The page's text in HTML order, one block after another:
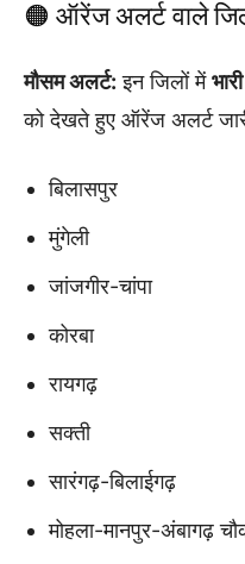
🟠 ऑरेंज अलर्ट वाले
मौसम अलर्ट: इन जिलों में
को देखते हुए ऑरेंज अलर्ट
बिलासपुर
मुंगेली
जांजगीर-चांपा
कोरबा
रायगढ़
सक्ती
सारंगढ़-बिलाईगढ़
मोहला-मानपुर-अंबागढ़